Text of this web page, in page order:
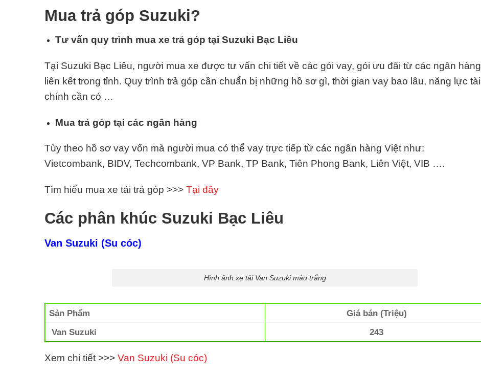
Mua trả góp Suzuki?
Tư vấn quy trình mua xe trả góp tại Suzuki Bạc Liêu
Tại Suzuki Bạc Liêu, người mua xe được tư vấn chi tiết về các gói vay, gói ưu đãi từ các ngân hàng
liên kết trong tỉnh. Quy trình trả góp cần chuẩn bị những hồ sơ gì, thời gian vay bao lâu, năng lực tài
chính cần có …
Mua trả góp tại các ngân hàng
Tùy theo hồ sơ vay vốn mà người mua có thể vay trực tiếp từ các ngân hàng Việt như:
Vietcombank, BIDV, Techcombank, VP Bank, TP Bank, Tiên Phong Bank, Liên Việt, VIB ….
Tìm hiểu mua xe tải trả góp >>> Tại đây
Các phân khúc Suzuki Bạc Liêu
Van Suzuki (Su cóc)
Hình ảnh xe tải Van Suzuki màu trắng
Sản Phẩm
Giá bán (Triệu)
Van Suzuki
243
Xem chi tiết >>> Van Suzuki (Su cóc)